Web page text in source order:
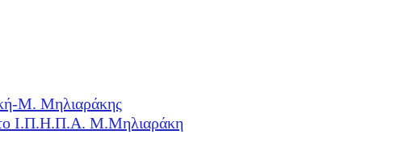
Μ. Μηλιαράκης
το Ι.Π.Η.Π.Α. Μ.Μηλιαράκη